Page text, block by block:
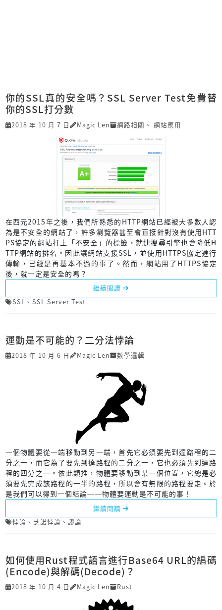
你的SSL真的安全嗎？SSL Server Test免費替
你的SSL打分數
2018 年 10 月 7 日 Magic Len 網路相關 、 網站應用
在西元2015年之後，我們所熟悉的HTTP網站已經被大多數人認
為是不安全的網站了，許多瀏覽器甚至會直接針對沒有使用HTT
PS協定的網站打上「不安全」的標籤，就連搜尋引擎也會降低H
TTP網站的排名。因此讓網站支援SSL，並使用HTTPS協定進行
傳輸，已經是再基本不過的事了。然而，網站用了HTTPS協定
後，就一定是安全的嗎？
繼續閱讀
SSL 、 SSL Server Test
運動是不可能的？二分法悖論
2018 年 10 月 6 日 Magic Len 數學邏輯
一個物體要從一端移動到另一端，首先它必須要先到達路程的二
分之一，而它為了要先到達路程的二分之一，它也必須先到達路
程的四分之一。依此類推，物體要移動到某一個位置，它總是必
須要先完成該路程的一半的路程，所以會有無限的路程要走。於
是我們可以得到一個結論──物體要運動是不可能的事！
繼續閱讀
悖論 、 芝諾悖論 、 謬論
如何使用Rust程式語言進行Base64 URL的編碼
(Encode)與解碼(Decode)？
2018 年 10 月 4 日 Magic Len Rust